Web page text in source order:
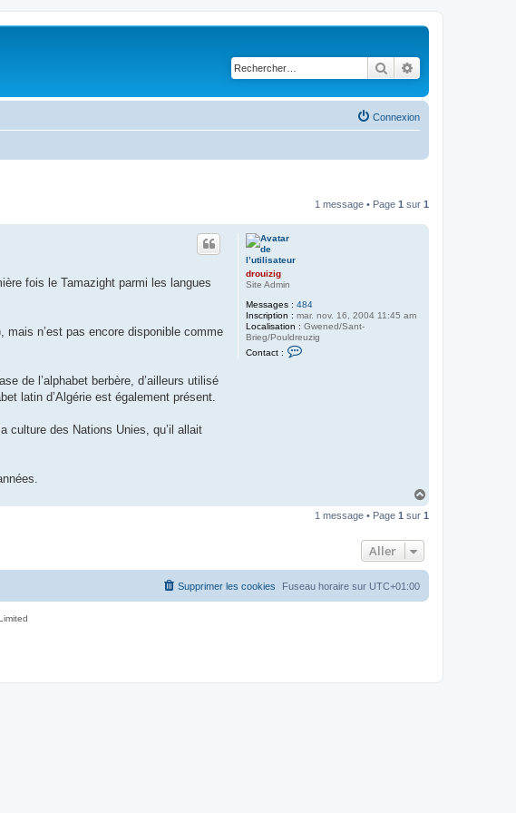
Rechercher
Connexion
1 message • Page 1 sur 1
drouizig
Site Admin
Messages : 484
Inscription : mar. nov. 16, 2004 11:45 am
Localisation : Gwened/Sant-
Brieg/Pouldreuzig
Contact :
fois le Tamazight parmi les langues
n’est pas encore disponible comme
de l’alphabet berbère, d’ailleurs utilisé
latin d’Algérie est également présent.
culture des Nations Unies, qu’il allait
u
1 message • Page 1 sur 1
Aller
Fuseau horaire sur UTC+01:00
Supprimer les cookies